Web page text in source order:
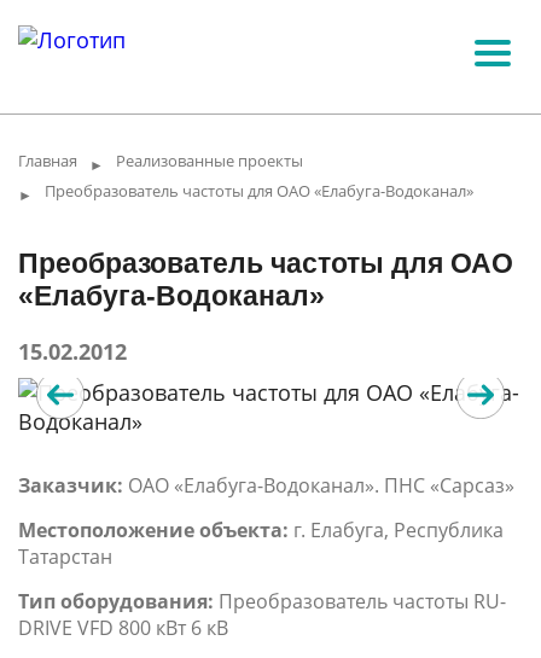
Главная ► Реализованные проекты
► Преобразователь частоты для ОАО «Елабуга-Водоканал»
Преобразователь частоты для ОАО
«Елабуга-Водоканал»
15.02.2012
Заказчик: ОАО «Елабуга-Водоканал». ПНС «Сарсаз»
Местоположение объекта: г. Елабуга, Республика
Татарстан
Тип оборудования: Преобразователь частоты RU-
DRIVE VFD 800 кВт 6 кВ